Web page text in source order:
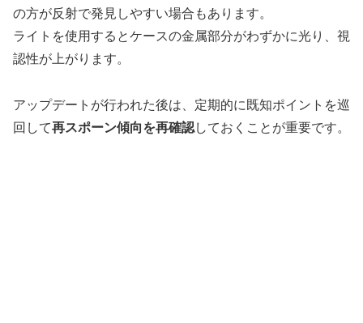
の方が反射で発見しやすい場合もあります。
ライトを使用するとケースの金属部分がわずかに光り、視
認性が上がります。
アップデートが行われた後は、定期的に既知ポイントを巡
回して再スポーン傾向を再確認しておくことが重要です。